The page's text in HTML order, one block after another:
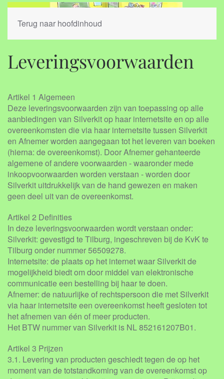
Terug naar hoofdinhoud
Leveringsvoorwaarden
Artikel 1 Algemeen
Deze leveringsvoorwaarden zijn van toepassing op alle
aanbiedingen van Silverkit op haar internetsite en op alle
overeenkomsten die via haar internetsite tussen Silverkit
en Afnemer worden aangegaan tot het leveren van boeken
(hierna: de overeenkomst). Door Afnemer gehanteerde
algemene of andere voorwaarden - waaronder mede
inkoopvoorwaarden worden verstaan - worden door
Silverkit uitdrukkelijk van de hand gewezen en maken
geen deel uit van de overeenkomst.
Artikel 2 Definities
In deze leveringsvoorwaarden wordt verstaan onder:
Silverkit: gevestigd te Tilburg, ingeschreven bij de KvK te
Tilburg onder nummer 56509278.
Internetsite: de plaats op het internet waar Silverkit de
mogelijkheid biedt om door middel van elektronische
communicatie een bestelling bij haar te doen.
Afnemer: de natuurlijke of rechtspersoon die met Silverkit
via haar internetsite een overeenkomst heeft gesloten tot
het afnemen van één of meer producten.
Het BTW nummer van Silverkit is NL 852161207B01.
Artikel 3 Prijzen
3.1. Levering van producten geschiedt tegen de op het
moment van de totstandkoming van de overeenkomst op